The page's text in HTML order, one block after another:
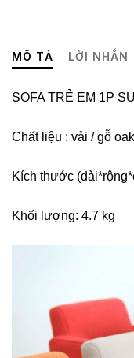
MÔ TẢ LỜI NHẮN
SOFA TRẺ EM 1P
Chất liệu : vải / gỗ oak
Kích thước
Khối lượng: 4.7 kg